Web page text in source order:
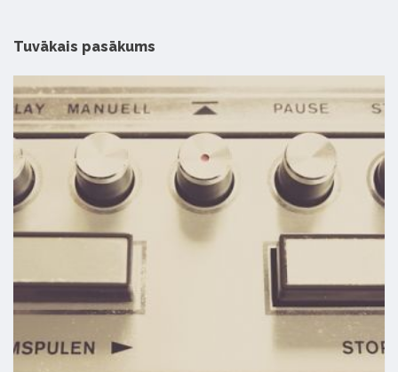
Tuvākais pasākums